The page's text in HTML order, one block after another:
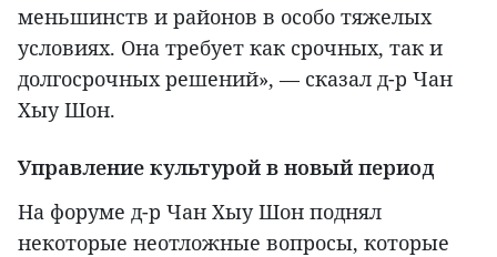
меньшинств и районов в особо тяжелых
условиях. Она требует как срочных, так и
долгосрочных решений», — сказал д-р Чан
Хыу Шон.
Управление культурой в новый период
На форуме д-р Чан Хыу Шон поднял
некоторые неотложные вопросы, которые